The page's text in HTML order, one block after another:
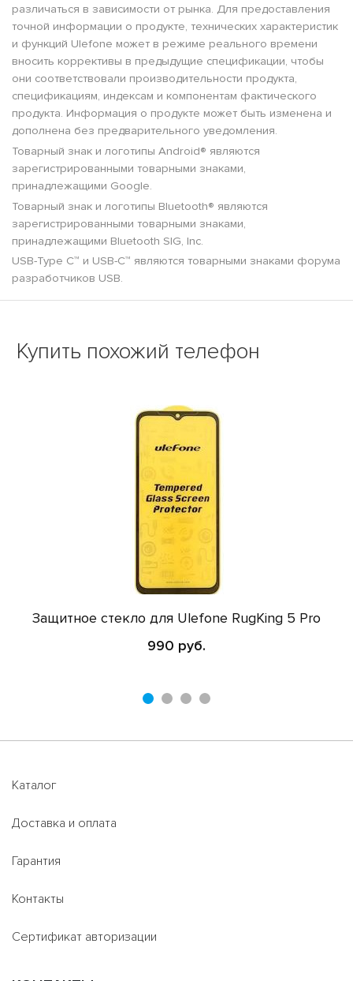
различаться в зависимости от рынка. Для предоставления
точной информации о продукте, технических характеристик
и функций Ulefone может в режиме реального времени
вносить коррективы в предыдущие спецификации, чтобы
они соответствовали производительности продукта,
спецификациям, индексам и компонентам фактического
продукта. Информация о продукте может быть изменена и
дополнена без предварительного уведомления.
Товарный знак и логотипы Android® являются
зарегистрированными товарными знаками,
принадлежащими Google.
Товарный знак и логотипы Bluetooth® являются
зарегистрированными товарными знаками,
принадлежащими Bluetooth SIG, Inc.
USB-Type C™ и USB-C™ являются товарными знаками форума
разработчиков USB.
Купить похожий телефон
Защитное стекло для Ulefone RugKing 5 Pro
990 руб.
Каталог
Доставка и оплата
Гарантия
Контакты
Сертификат авторизации